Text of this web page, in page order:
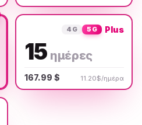
4G 5G Plus
15 ημέρες
167.99 $ 11.20$/ημέρα